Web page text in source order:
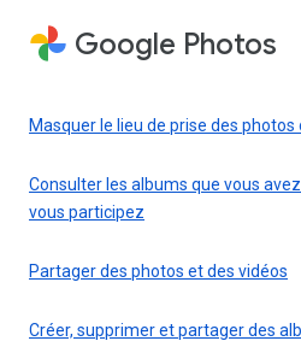
Google Photos
Masquer le lieu de prise des photos
Consulter les albums que vous
vous participez
Partager des photos et des vidéos
Créer, supprimer et partager des